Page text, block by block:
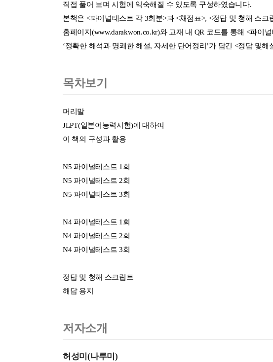
직접 풀어 보며 시험에 익숙해질 수 있도록 구성하였습니다.
본책은 <파이널테스트 각 3회분>과 <채점표>, <정답 및 청해 스
홈페이지(www.darakwon.co.kr)와 교재 내 QR 코드를 통해 <파이
‘정확한 해석과 명쾌한 해설, 자세한 단어정리’가 담긴 <정답 및
목차보기
머리말
JLPT(일본어능력시험)에 대하여
이 책의 구성과 활용
N5 파이널테스트 1회
N5 파이널테스트 2회
N5 파이널테스트 3회
N4 파이널테스트 1회
N4 파이널테스트 2회
N4 파이널테스트 3회
정답 및 청해 스크립트
해답 용지
저자소개
허성미(나루미)